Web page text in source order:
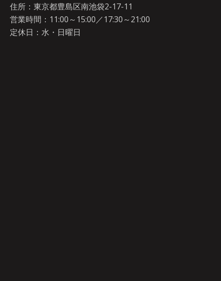
住所：東京都豊島区南池袋2-17-11
営業時間：11:00～15:00／17:30～21:00
定休日：水・日曜日